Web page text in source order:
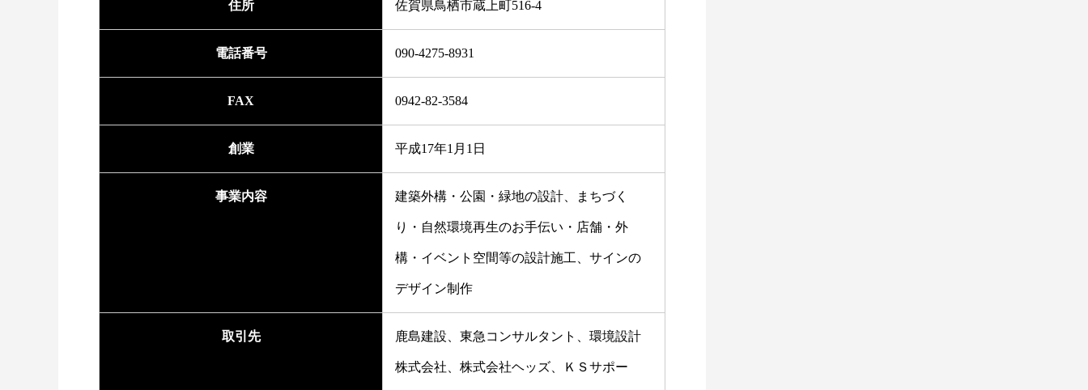
住所 佐賀県鳥栖市蔵上町516-4
電話番号 090-4275-8931
FAX 0942-82-3584
創業 平成17年1月1日
事業内容 建築外構・公園・緑地の設計、まちづく
り・自然環境再生のお手伝い・店舗・外
構・イベント空間等の設計施工、サインの
デザイン制作
取引先 鹿島建設、東急コンサルタント、環境設計
株式会社、株式会社ヘッズ、ＫＳサポー